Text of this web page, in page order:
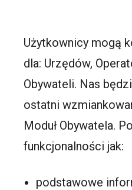
Użytkownicy mogą
dla: Urzędów,
Obywateli. Nas
ostatni
Moduł Obywatela.
funkcjonalności jak:
podstawowe